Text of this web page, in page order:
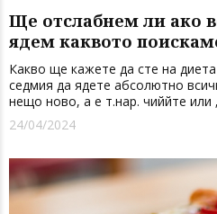
Ще отслабнем ли ако
ядем каквото
Какво ще кажете да сте на
седмия да ядете абсолютно
нещо ново, а е т.нар. чиййте или
позволен ви да нарушите строга
подход? Крие ли рискове?
24/04/2024